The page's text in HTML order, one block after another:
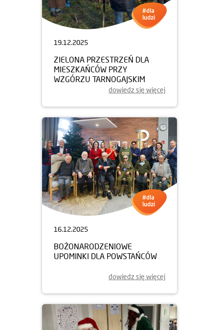
19.12.2025
ZIELONA PRZESTRZEŃ DLA
MIESZKAŃCÓW PRZY
WZGÓRZU TARNOGAJSKIM
dowiedz się więcej
16.12.2025
BOŻONARODZENIOWE
UPOMINKI DLA POWSTAŃCÓW
dowiedz się więcej